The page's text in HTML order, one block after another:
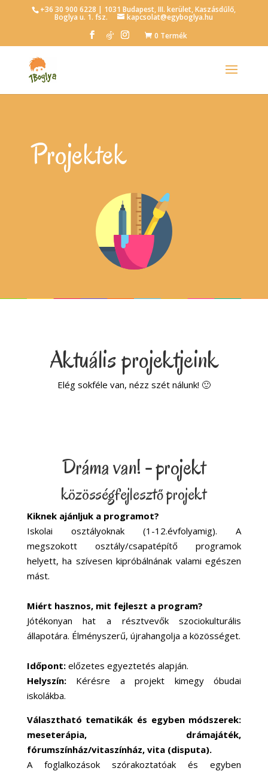
+36 30 900 6228 | 1031 Budapest, III. kerület, Kaszásdűlő,
Boglya u. 1. fsz.
kapcsolat@egyboglya.hu
0 Termék
Projektek
Aktuális projektjeink
Elég sokféle van, nézz szét nálunk! 🙂
Dráma van! - projekt
közösségfejlesztő projekt
Kiknek ajánljuk a programot?
Iskolai osztályoknak (1-12.évfolyamig). A
megszokott osztály/csapatépítő programok
helyett, ha szívesen kipróbálnának valami egészen
mást.
Miért hasznos, mit fejleszt a program?
Jótékonyan hat a résztvevők szociokulturális
állapotára. Élményszerű, újrahangolja a közösséget.
Időpont:előzetes egyeztetés alapján.
Helyszín:Kérésre a projekt kimegy óbudai
iskolákba.
Választható tematikák és egyben módszerek:
meseterápia, drámajáték,
fórumszínház/vitaszínház, vita (disputa).
A foglalkozások szórakoztatóak és egyben